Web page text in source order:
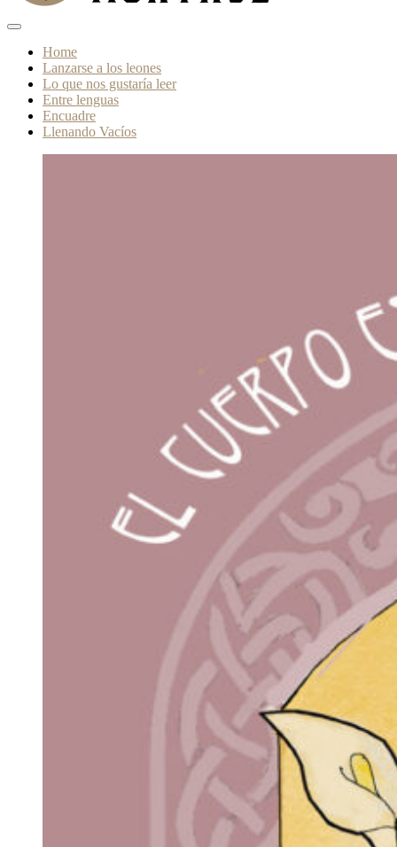
Home
Lanzarse a los leones
Lo que nos gustaría leer
Entre lenguas
Encuadre
Llenando Vacíos